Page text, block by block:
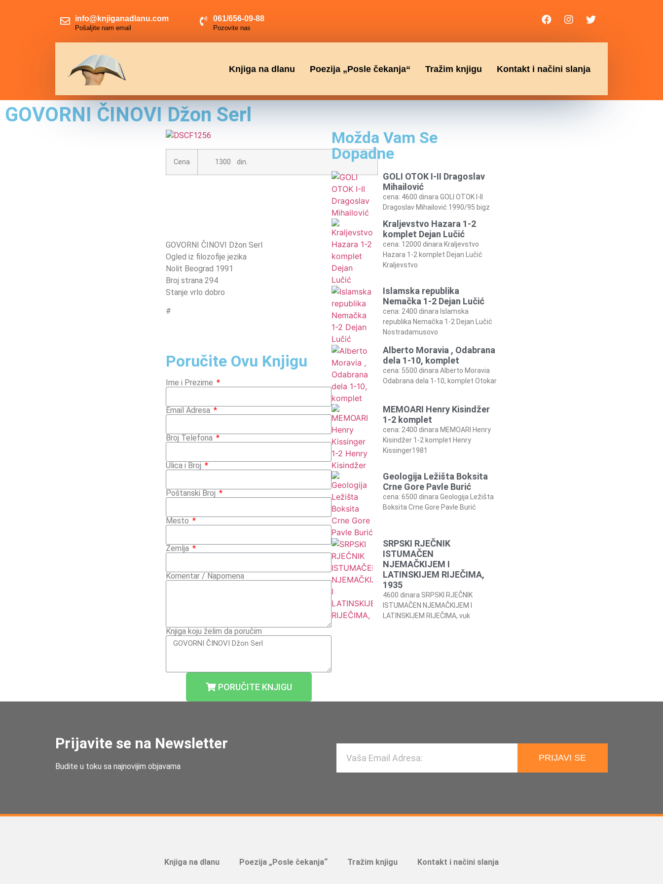
info@knjiganadlanu.com
Pošaljite nam email
061/656-09-88
Pozovite nas
Knjiga na dlanu Poezija „Posle čekanja“ Tražim knjigu Kontakt i načini slanja
GOVORNI ČINOVI Džon Serl
Cena 1300 din.
GOVORNI ČINOVI Džon Serl
Ogled iz filozofije jezika
Nolit Beograd 1991
Broj strana 294
Stanje vrlo dobro
#
Poručite Ovu Knjigu
Ime i Prezime
Email Adresa
Broj Telefona
Ulica i Broj
Poštanski Broj
Mesto
Zemlja
Komentar / Napomena
Knjiga koju želim da poručim
PORUČITE KNJIGU
Možda Vam Se
Dopadne
GOLI OTOK I-II Dragoslav
Mihailović
cena: 4600 dinara GOLI OTOK I-II
Dragoslav Mihailović 1990/95 bigz
Kraljevstvo Hazara 1-2
komplet Dejan Lučić
cena: 12000 dinara Kraljevstvo
Hazara 1-2 komplet Dejan Lučić
Kraljevstvo
Islamska republika
Nemačka 1-2 Dejan Lučić
cena: 2400 dinara Islamska
republika Nemačka 1-2 Dejan Lučić
Nostradamusovo
Alberto Moravia , Odabrana
dela 1-10, komplet
cena: 5500 dinara Alberto Moravia
Odabrana dela 1-10, komplet Otokar
MEMOARI Henry Kisindžer
1-2 komplet
cena: 2400 dinara MEMOARI Henry
Kisindžer 1-2 komplet Henry
Kissinger1981
Geologija Ležišta Boksita
Crne Gore Pavle Burić
cena: 6500 dinara Geologija Ležišta
Boksita Crne Gore Pavle Burić
SRPSKI RJEČNIK
ISTUMAČEN
NJEMAČKIJEM I
LATINSKIJEM RIJEČIMA,
1935
4600 dinara SRPSKI RJEČNIK
ISTUMAČEN NJEMAČKIJEM I
LATINSKIJEM RIJEČIMA, vuk
Prijavite se na Newsletter
Budite u toku sa najnovijim objavama
PRIJAVI SE
Knjiga na dlanu Poezija „Posle čekanja“ Tražim knjigu Kontakt i načini slanja